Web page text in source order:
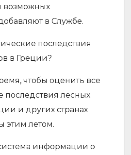
в Службе.
последствия
в Греции?
чтобы оценить все
последствия лесных
и других странах
летом.
информации о